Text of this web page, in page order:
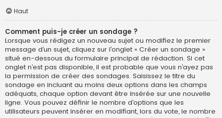
Haut
Comment puis-je créer un sondage ?
Lorsque vous rédigez un nouveau sujet ou modifiez le premier
message d’un sujet, cliquez sur l’onglet « Créer un sondage »
situé en-dessous du formulaire principal de rédaction. Si cet
onglet n’est pas disponible, il est probable que vous n’ayez pas
la permission de créer des sondages. Saisissez le titre du
sondage en incluant au moins deux options dans les champs
adéquats, chaque option devant être insérée sur une nouvelle
ligne. Vous pouvez définir le nombre d’options que les
utilisateurs peuvent insérer en modifiant, lors du vote, le nombre